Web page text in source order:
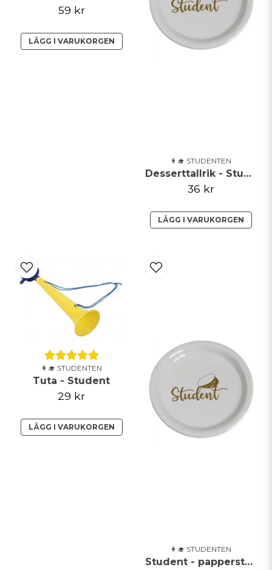
59 kr
LÄGG I VARUKORGEN
👩‍🎓 STUDENTEN
Desserttallrik - Student
36 kr
LÄGG I VARUKORGEN
👩‍🎓 STUDENTEN
Tuta - Student
29 kr
LÄGG I VARUKORGEN
👩‍🎓 STUDENTEN
Student - papperstallrik - 8 pack